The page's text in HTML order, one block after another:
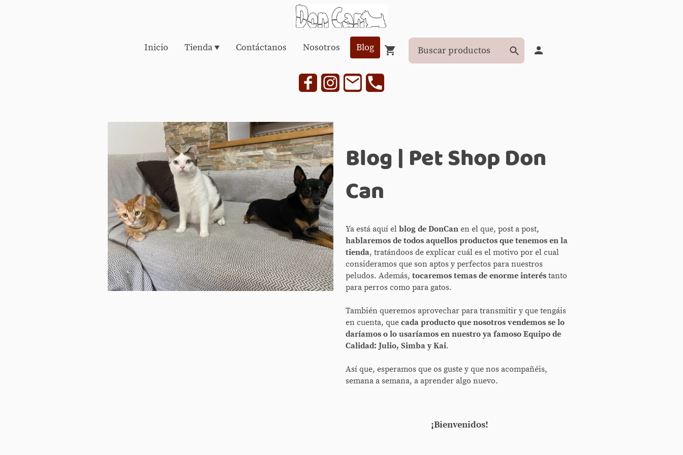
Inicio Tienda Contáctanos Nosotros Blog
Blog | Pet Shop Don
Can
Ya está aquí el blog de DonCan en el que, post a post,
hablaremos de todos aquellos productos que tenemos en la
tienda, tratándoos de explicar cuál es el motivo por el cual
consideramos que son aptos y perfectos para nuestros
peludos. Además, tocaremos temas de enorme interés tanto
para perros como para gatos.
También queremos aprovechar para transmitir y que tengáis
en cuenta, que cada producto que nosotros vendemos se lo
daríamos o lo usaríamos en nuestro ya famoso Equipo de
Calidad: Julio, Simba y Kai.
Así que, esperamos que os guste y que nos acompañéis,
semana a semana, a aprender algo nuevo.
¡Bienvenidos!